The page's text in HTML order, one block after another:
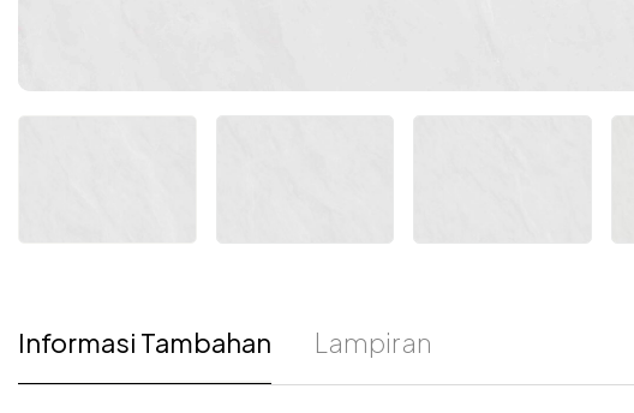
Informasi Tambahan Lampiran